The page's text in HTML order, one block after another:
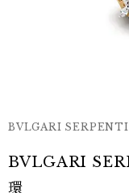
BVLGARI SERPENTI
BVLGARI
環